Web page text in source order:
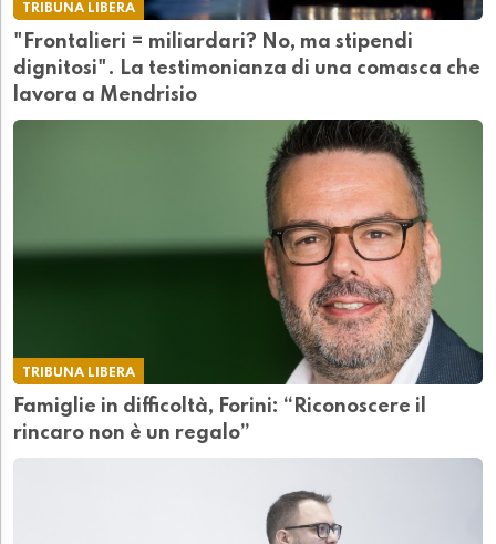
TRIBUNA LIBERA
"Frontalieri = miliardari? No, ma stipendi
dignitosi". La testimonianza di una comasca che
lavora a Mendrisio
TRIBUNA LIBERA
Famiglie in difficoltà, Forini: “Riconoscere il
rincaro non è un regalo”